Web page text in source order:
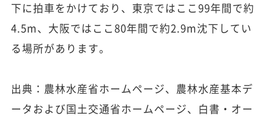
下に拍車をかけており、東京ではここ99年間で約
4.5m、大阪ではここ80年間で約2.9m沈下してい
る場所があります。
出典：農林水産省ホームページ、農林水産基本デ
ータおよび国土交通省ホームページ、白書・オー